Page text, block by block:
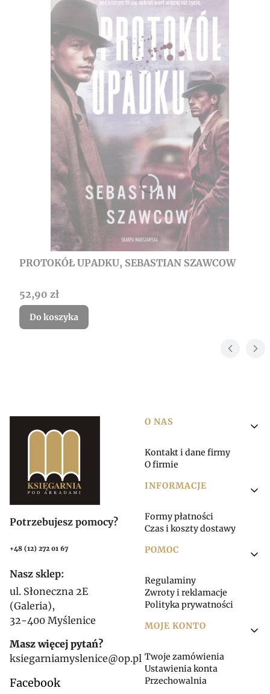
PROTOKÓŁ UPADKU, SEBASTIAN SZAWCOW
Cena
52,90 zł
Do koszyka
Potrzebujesz pomocy?
+48 (12) 272 01 67
Nasz sklep:
ul. Słoneczna 2E
(Galeria),
32-400 Myślenice
Masz więcej pytań?
ksiegarniamyslenice@op.pl
Facebook
Linki w stopce
O NAS
Kontakt i dane firmy
O firmie
INFORMACJE
Formy płatności
Czas i koszty dostawy
POMOC
Regulaminy
Zwroty i reklamacje
Polityka prywatności
MOJE KONTO
Twoje zamówienia
Ustawienia konta
Przechowalnia